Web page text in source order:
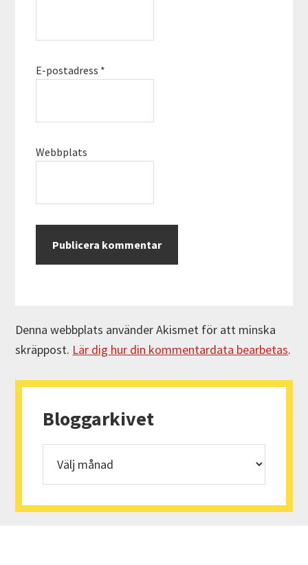
E-postadress *
Webbplats
Denna webbplats använder Akismet för att minska
skräppost. Lär dig hur din kommentardata bearbetas.
Primärt
sidofält
Bloggarkivet